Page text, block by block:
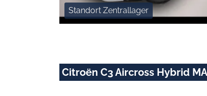
Standort Zentrallager
Citroën C3 Aircross Hybrid